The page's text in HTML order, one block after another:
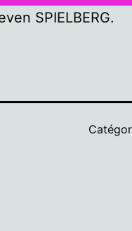
SPIELBERG.